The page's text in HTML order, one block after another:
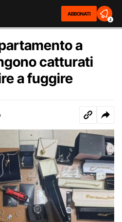
ABBONATI
2
a
catturati
a fuggire